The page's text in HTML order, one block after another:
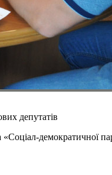
депутатів
демократичної